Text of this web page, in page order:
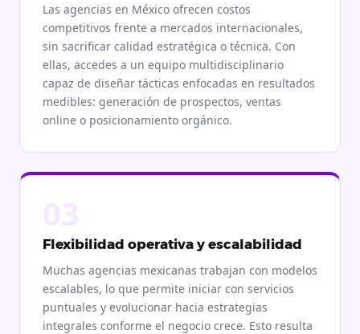
Las agencias en México ofrecen costos
competitivos frente a mercados internacionales,
sin sacrificar calidad estratégica o técnica. Con
ellas, accedes a un equipo multidisciplinario
capaz de diseñar tácticas enfocadas en resultados
medibles: generación de prospectos, ventas
online o posicionamiento orgánico.
Flexibilidad operativa y escalabilidad
Muchas agencias mexicanas trabajan con modelos
escalables, lo que permite iniciar con servicios
puntuales y evolucionar hacia estrategias
integrales conforme el negocio crece. Esto resulta